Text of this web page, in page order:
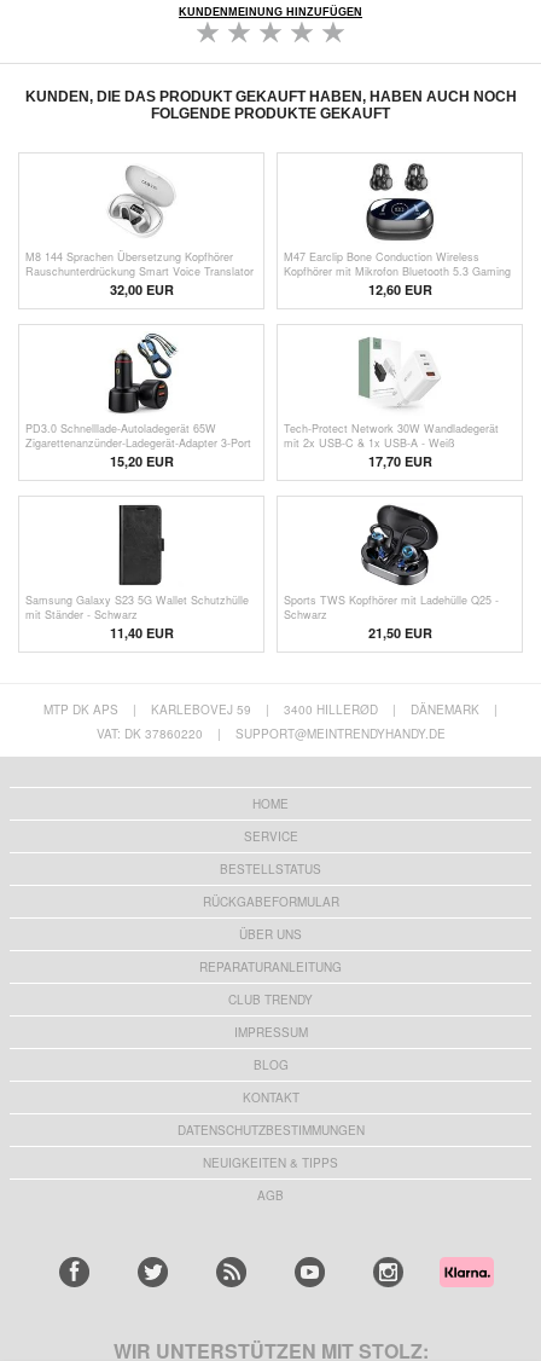
KUNDENMEINUNG HINZUFÜGEN
KUNDEN, DIE DAS PRODUKT GEKAUFT HABEN, HABEN AUCH NOCH
FOLGENDE PRODUKTE GEKAUFT
M8 144 Sprachen Übersetzung Kopfhörer
Rauschunterdrückung Smart Voice Translator
TWS Bluetooth Headset - Weiß
32,00EUR
M47 Earclip Bone Conduction Wireless
Kopfhörer mit Mikrofon Bluetooth 5.3 Gaming
Headset Rauschunterdrückung Sport
Kopfhörer - Schwarz
12,60EUR
PD3.0 Schnelllade-Autoladegerät 65W
Zigarettenanzünder-Ladegerät-Adapter 3-Port
100W Super-Autoladegerät
15,20 EUR
Tech-Protect Network 30W Wandladegerät
mit 2x USB-C & 1x USB-A - Weiß
17,70 EUR
Samsung Galaxy S23 5G Wallet Schutzhülle
mit Ständer - Schwarz
11,40 EUR
Sports TWS Kopfhörer mit Ladehülle Q25 -
Schwarz
21,50EUR
MTP DK APS | KARLEBOVEJ 59 | 3400 HILLERØD | DÄNEMARK
|
VAT: DK 37860220
| SUPPORT@MEINTRENDYHANDY.DE
HOME
SERVICE
BESTELLSTATUS
RÜCKGABEFORMULAR
ÜBER UNS
REPARATURANLEITUNG
CLUB TRENDY
IMPRESSUM
BLOG
KONTAKT
DATENSCHUTZBESTIMMUNGEN
NEUIGKEITEN & TIPPS
AGB
WIR UNTERSTÜTZEN MIT STOLZ: